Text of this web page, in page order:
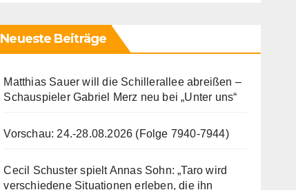
Neueste Beiträge
Matthias Sauer will die Schillerallee abreißen –
Schauspieler Gabriel Merz neu bei „Unter uns“
Vorschau: 24.-28.08.2026 (Folge 7940-7944)
Cecil Schuster spielt Annas Sohn: „Taro wird
verschiedene Situationen erleben, die ihn